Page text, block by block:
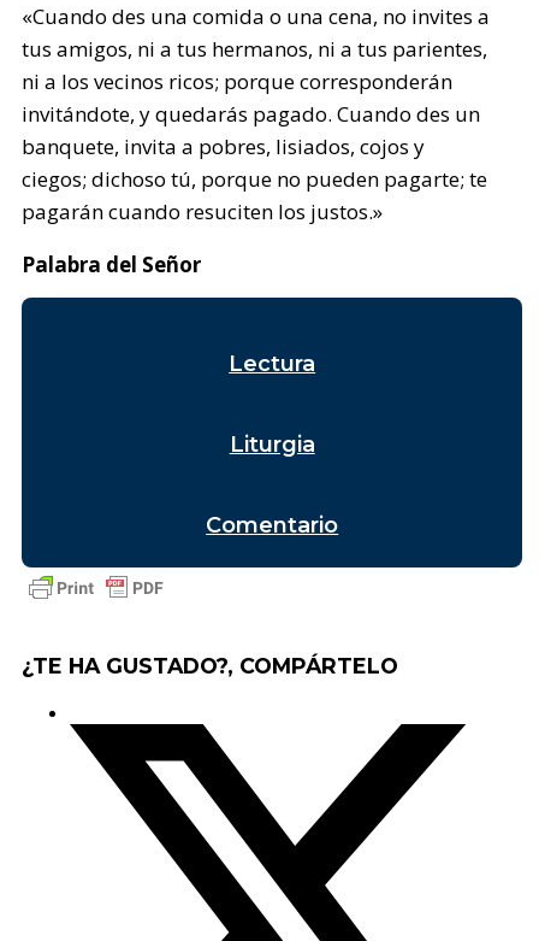
«Cuando des una comida o una cena, no invites a
tus amigos, ni a tus hermanos, ni a tus parientes,
ni a los vecinos ricos; porque corresponderán
invitándote, y quedarás pagado. Cuando des un
banquete, invita a pobres, lisiados, cojos y
ciegos; dichoso tú, porque no pueden pagarte; te
pagarán cuando resuciten los justos.»
Palabra del Señor
Lectura
Liturgia
Comentario
¿TE HA GUSTADO?, COMPÁRTELO